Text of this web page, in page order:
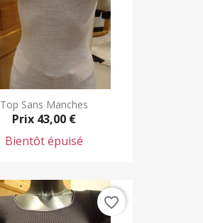
Top Sans Manches
Prix 43,00 €
Bientôt épuisé
favorite_border